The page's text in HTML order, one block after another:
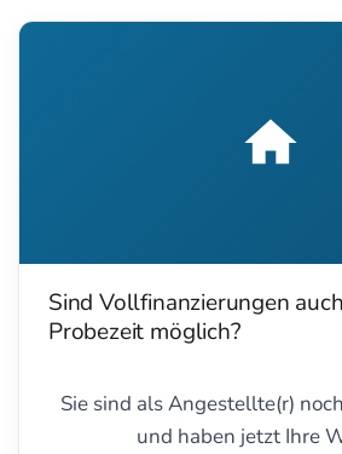
Sind Vollfinanzierungen
Probezeit möglich?
Sie sind als Angestellte(r)
und haben jetzt Ihre